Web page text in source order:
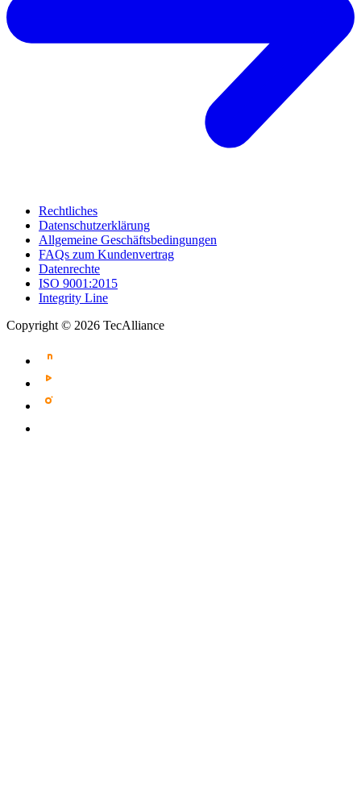
Rechtliches
Datenschutzerklärung
Allgemeine Geschäftsbedingungen
FAQs zum Kundenvertrag
Datenrechte
ISO 9001:2015
Integrity Line
Copyright © 2026 TecAlliance